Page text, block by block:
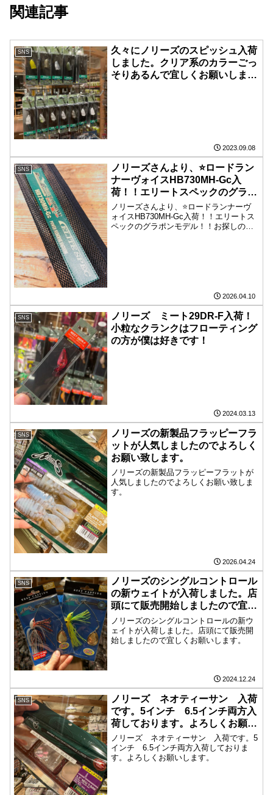
関連記事
SNS
久々にノリーズのスピッシュ入荷
しました。クリア系のカラーごっ
そりあるんで宜しくお願いしま
2023.09.08
SNS
ノリーズさんより、⭐️ロードラン
ナーヴォイスHB730MH-Gc入
荷！！エリートスペックのグラポ
ンモデル！！お探しの方はおはや
めに！！
ノリーズさんより、⭐️ロードランナーヴ
ォイスHB730MH-Gc入荷！！エリートス
ペックのグラポンモデル！！お探しの方
2026.04.10
SNS
ノリーズ ミート29DR-F入荷！
小粒なクランクはフローティング
の方が僕は好きです！
2024.03.13
SNS
ノリーズの新製品フラッピーフラ
ットが人気しましたのでよろしく
お願い致します。
ノリーズの新製品フラッピーフラットが
人気しましたのでよろしくお願い致しま
す。
2026.04.24
SNS
ノリーズのシングルコントロール
の新ウェイトが入荷しました。店
頭にて販売開始しましたので宜し
くお願いします。
ノリーズのシングルコントロールの新ウ
ェイトが入荷しました。店頭にて販売開
始しましたので宜しくお願いします。
2024.12.24
SNS
ノリーズ ネオティーサン 入荷
です。5インチ 6.5インチ両方入
荷しております。よろしくお願い
します。
ノリーズ ネオティーサン 入荷です。5
インチ 6.5インチ両方入荷しておりま
す。よろしくお願いします。